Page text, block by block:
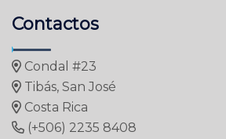
Contactos
Condal #23
Tibás, San José
Costa Rica
(+506) 2235 8408